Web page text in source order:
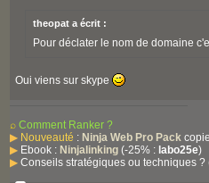
theopat a écrit :
Pour déclater le nom de domaine
Oui viens sur skype
⌕ Comment Ranker ?
▶ Nouveauté : Ninja Web Pro Pack
▶ Ebook : Ninjalinking (-25% : labo25e
▶ Conseils stratégiques ou techniques ?